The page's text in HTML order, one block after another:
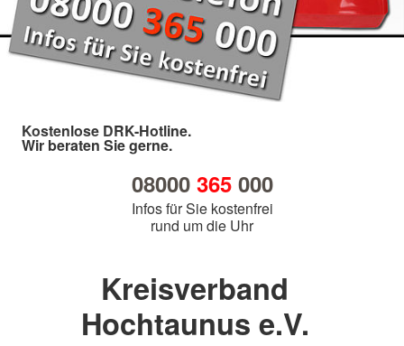
Kostenlose DRK-Hotline.
Wir beraten Sie gerne.
08000 365000
Infos für Sie kostenfrei
rund um die Uhr
Kreisverband
Hochtaunus e.V.